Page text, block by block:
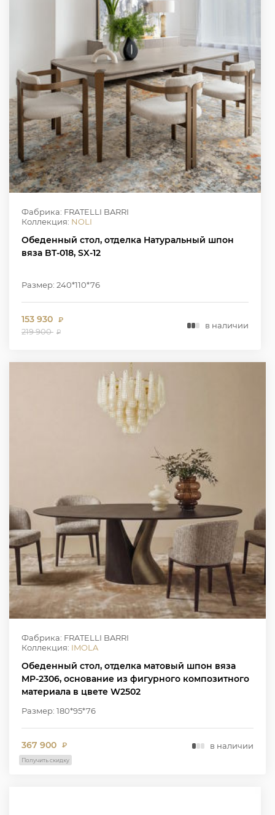
Фабрика: FRATELLI BARRI
Коллекция: NOLI
Обеденный стол, отделка Натуральный шпон
вяза BT-018, SX-12
Размер: 240*110*76
153 930 ₽
219 900 ₽
в наличии
Фабрика: FRATELLI BARRI
Коллекция: IMOLA
Обеденный стол, отделка матовый шпон вяза
MP-2306, основание из фигурного композитного
материала в цвете W2502
Размер: 180*95*76
367 900 ₽ в наличии
Получить скидку